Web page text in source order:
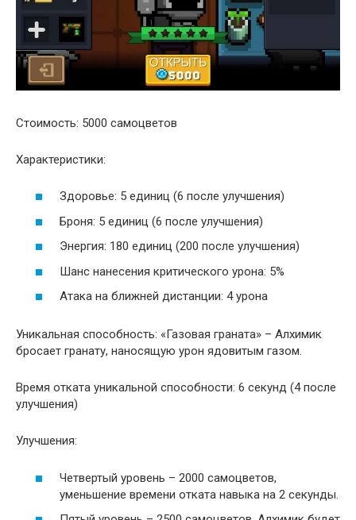
Стоимость: 5000 самоцветов
Характеристики:
Здоровье: 5 единиц (6 после улучшения)
Броня: 5 единиц (6 после улучшения)
Энергия: 180 единиц (200 после улучшения)
Шанс нанесения критического урона: 5%
Атака на ближней дистанции: 4 урона
Уникальная способность: «Газовая граната» – Алхимик
бросает гранату, наносящую урон ядовитым газом.
Время отката уникальной способности: 6 секунд (4 после
улучшения)
Улучшения:
Четвертый уровень – 2000 самоцветов,
уменьшение времени отката навыка на 2 секунды.